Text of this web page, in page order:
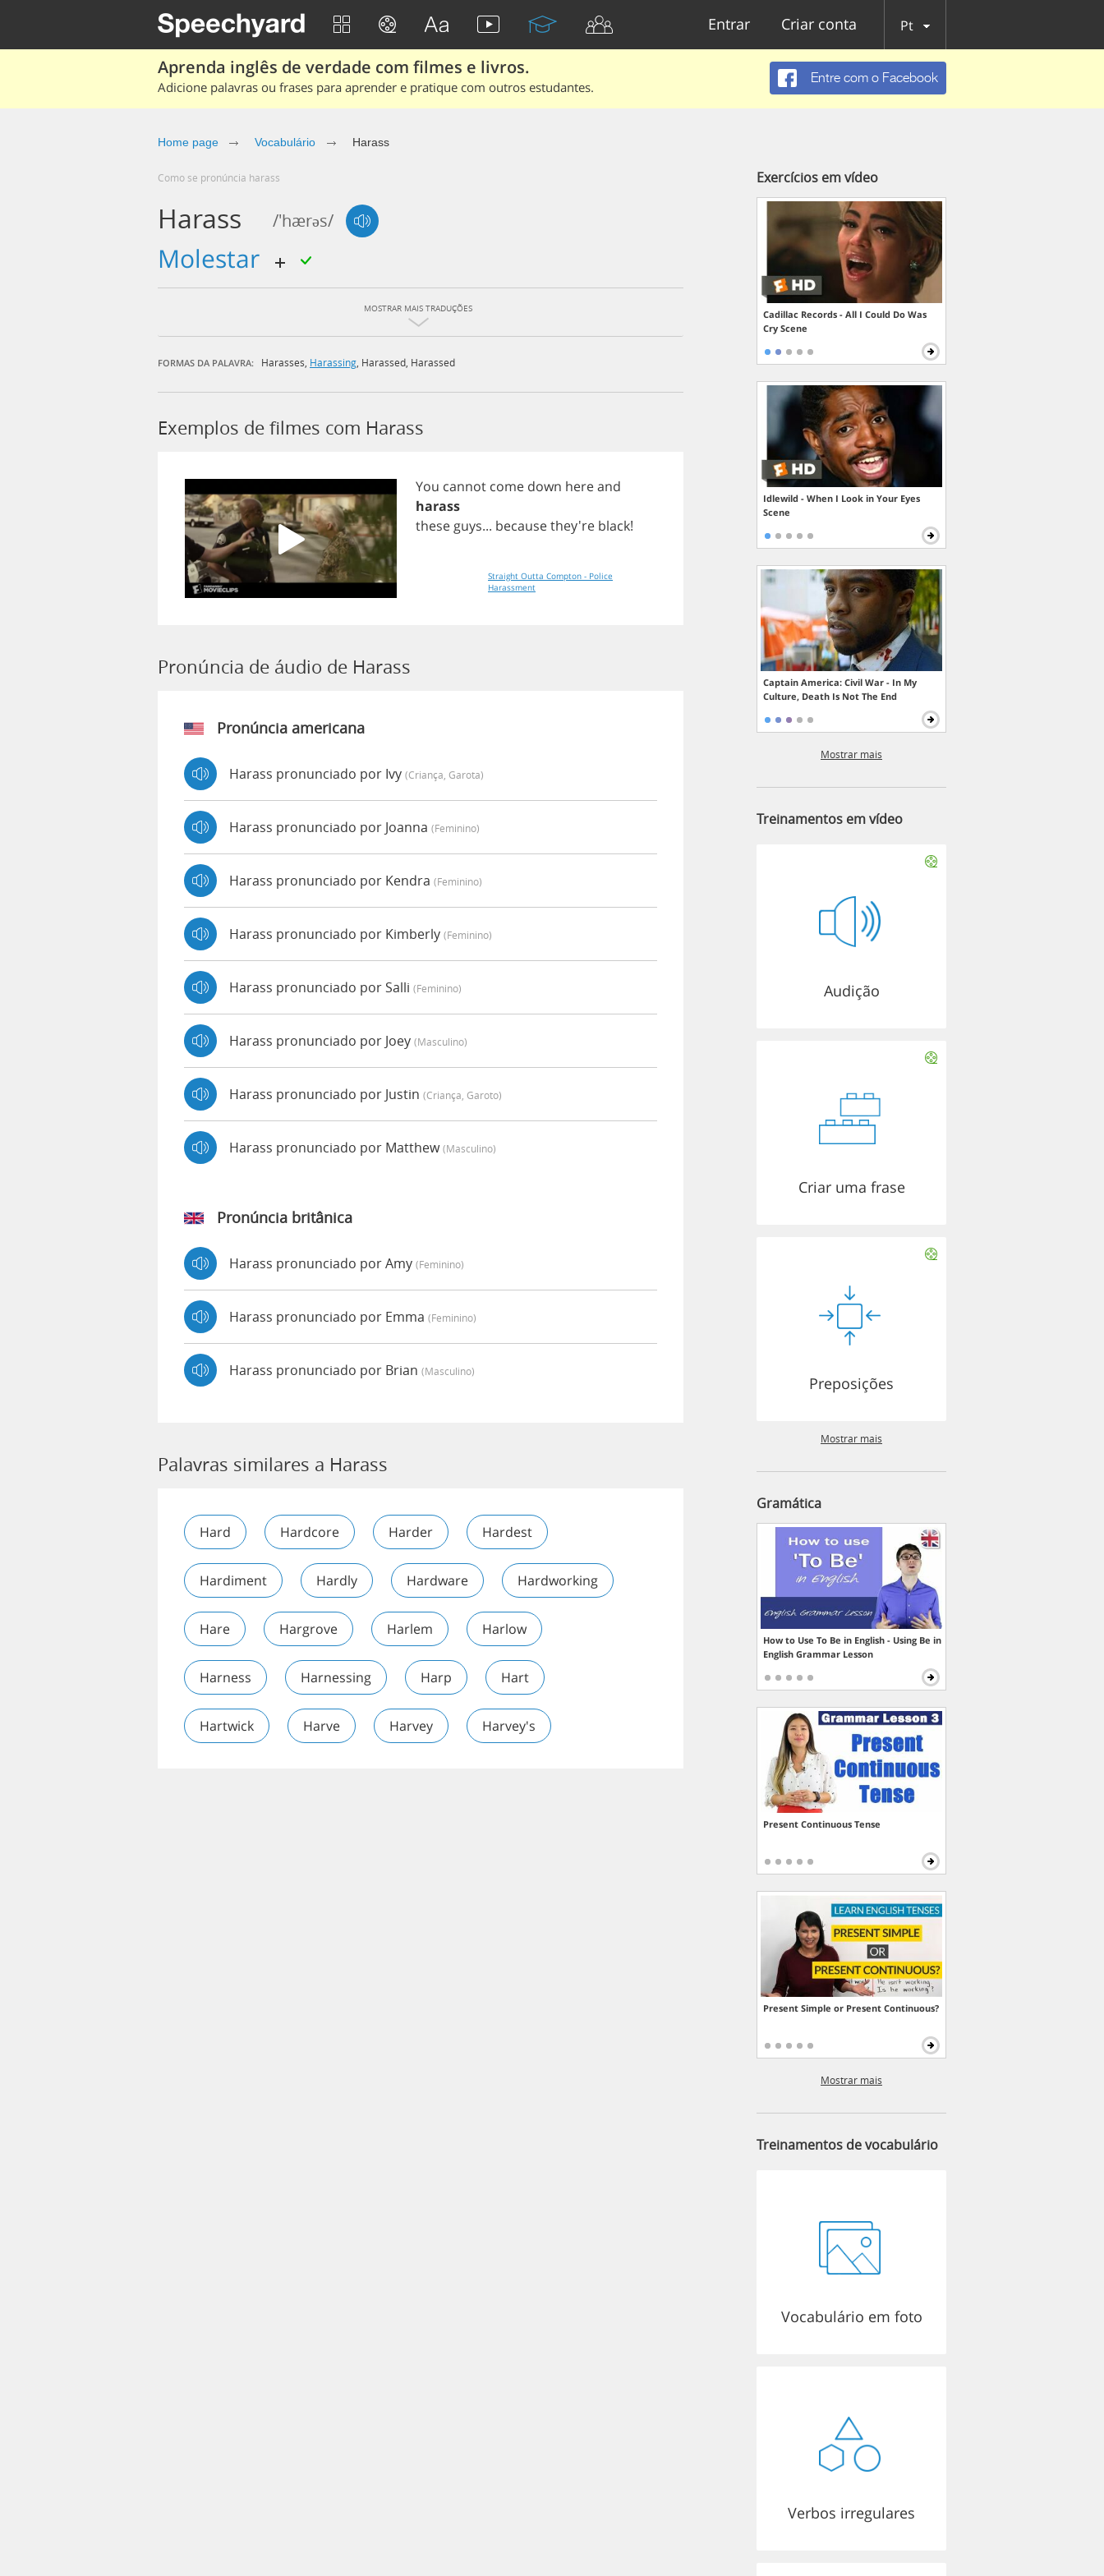
Entrar Criar conta Pt
Aprenda inglês de verdade com filmes e livros.
Adicione palavras ou frases para aprender e pratique com outros estudantes.
Entre com o Facebook
Home page Vocabulário Harass
Como se pronúncia harass
Harass /'hærəs/
molestar
MOSTRAR MAIS TRADUÇÕES
FORMAS DA PALAVRA: Harasses Harassing Harassed Harassed
Exemplos de filmes com Harass
You cannot come down hereand
harass
these guys... becausethey're black!
Straight Outta Compton - Police
Harassment
Pronúncia de áudio de Harass
Pronúncia americana
Harass pronunciado por Ivy (criança, Garota)
Harass pronunciado por Joanna (feminino)
Harass pronunciado por Kendra (feminino)
Harass pronunciado por Kimberly (feminino)
Harass pronunciado por Salli (feminino)
Harass pronunciado por Joey (masculino)
Harass pronunciado por Justin (criança, Garoto)
Harass pronunciado por Matthew(masculino)
Pronúncia britânica
Harass pronunciado por Amy (feminino)
Harass pronunciado por Emma (feminino)
Harass pronunciado por Brian (masculino)
Palavras similares a Harass
Hard Hardcore Harder Hardest
Hardiment Hardly Hardware Hardworking
Hare Hargrove Harlem Harlow
Harness Harnessing Harp Hart
Hartwick Harve Harvey Harvey's
Exercícios em vídeo
Cadillac Records - All I Could Do Was
Cry Scene
Idlewild - When I Look in Your Eyes
Scene
Captain America: Civil War - In My
Culture, Death Is Not The End
Mostrar mais
Treinamentos em vídeo
Audição
Criar uma frase
Preposições
Mostrar mais
Gramática
How to Use To Be in English - Using Be in
English Grammar Lesson
Present Continuous Tense
Present Simple or Present Continuous?
Mostrar mais
Treinamentos de vocabulário
Vocabulário em foto
Verbos irregulares